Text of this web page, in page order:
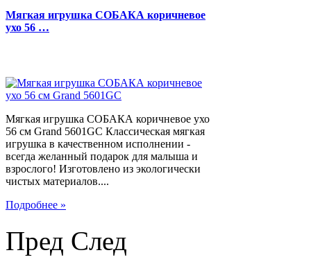
Мягкая игрушка СОБАКА коричневое
ухо 56 …
Мягкая игрушка СОБАКА коричневое ухо
56 см Grand 5601GC Классическая мягкая
игрушка в качественном исполнении -
всегда желанный подарок для малыша и
взрослого! Изготовлено из экологически
чистых материалов....
Подробнее »
Пред След